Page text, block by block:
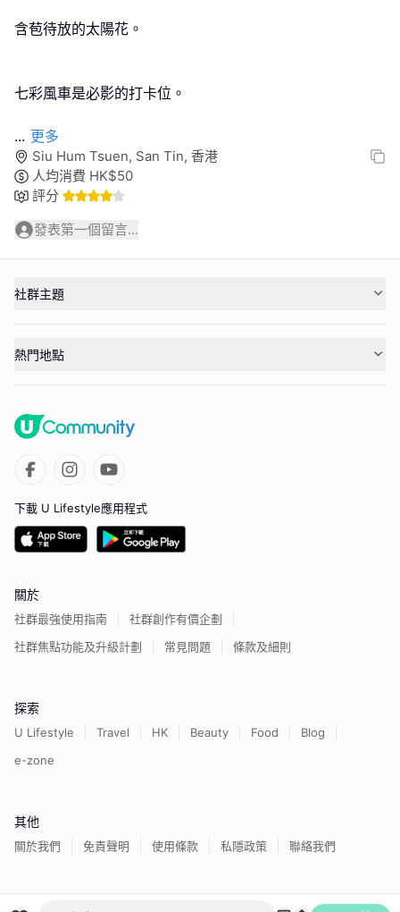
含苞待放的太陽花。
七彩風車是必影的打卡位。
... 更多
Siu Hum Tsuen, San Tin, 香港
人均消費 HK$50
評分
發表第一個留言...
社群主題
熱門地點
下載 U Lifestyle應用程式
關於
社群最強使用指南
社群創作有價企劃
社群焦點功能及升級計劃
常見問題 條款及細則
探索
U Lifestyle Travel HK Beauty Food
Blog
e-zone
其他
關於我們 免責聲明 使用條款 私隱政策 聯絡我們